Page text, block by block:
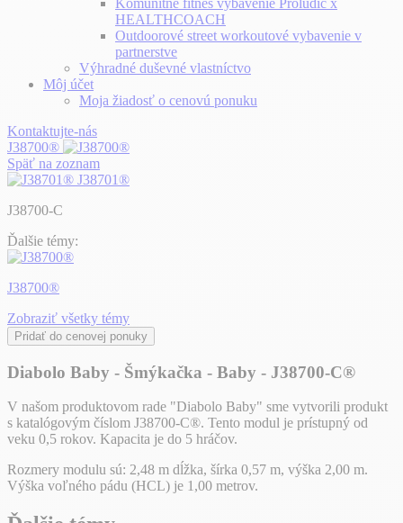
Komunitné fitnes vybavenie Proludic x
HEALTHCOACH
Outdoorové street workoutové vybavenie v
partnerstve
Výhradné duševné vlastníctvo
Môj účet
Moja žiadosť o cenovú ponuku
Kontaktujte-nás
J38700®
Späť na zoznam
J38701®
J38700-C
Ďalšie témy:
J38700®
Zobraziť všetky témy
Pridať do cenovej ponuky
Diabolo Baby - Šmýkačka - Baby - J38700-C®
V našom produktovom rade "Diabolo Baby" sme vytvorili produkt
s katalógovým číslom J38700-C®. Tento modul je prístupný od
veku 0,5 rokov. Kapacita je do 5 hráčov.
Rozmery modulu sú: 2,48 m dĺžka, šírka 0,57 m, výška 2,00 m.
Výška voľného pádu (HCL) je 1,00 metrov.